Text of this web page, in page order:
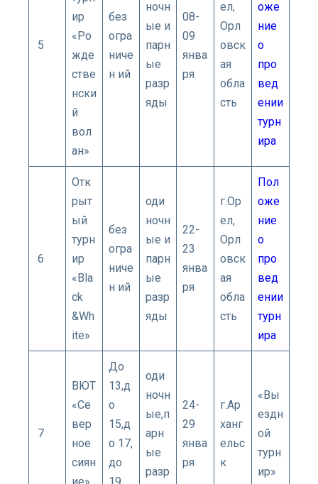
5
ир
«Ро
жде
стве
нски
й
вол
ан»
без
огра
ниче
н ий
ночн
ые и
парн
ые
разр
яды
08-
09
янва
ря
ел,
Орл
овск
ая
обла
сть
оже
ние
о
про
вед
ении
турн
ира
6
Отк
рыт
ый
турн
ир
«Bla
ck
&Wh
ite»
без
огра
ниче
н ий
оди
ночн
ые и
парн
ые
разр
яды
22-
23
янва
ря
г.Ор
ел,
Орл
овск
ая
обла
сть
Пол
оже
ние
о
про
вед
ении
турн
ира
7
ВЮТ
«Се
вер
ное
сиян
До
13,д
о
15,д
о 17,
до
оди
ночн
ые,п
арн
ые
разр
24-
29
янва
ря
г.Ар
ханг
ельс
к
«Вы
ездн
ой
турн
ир»